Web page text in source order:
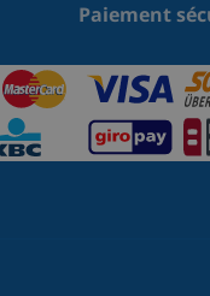
Paiement